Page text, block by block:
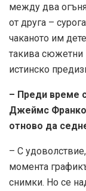
между два
от друга –
чаканото им
такива сюжетни
истинско
– Преди време
Джеймс Франко
отново да
– C
момента
снимки. Но се